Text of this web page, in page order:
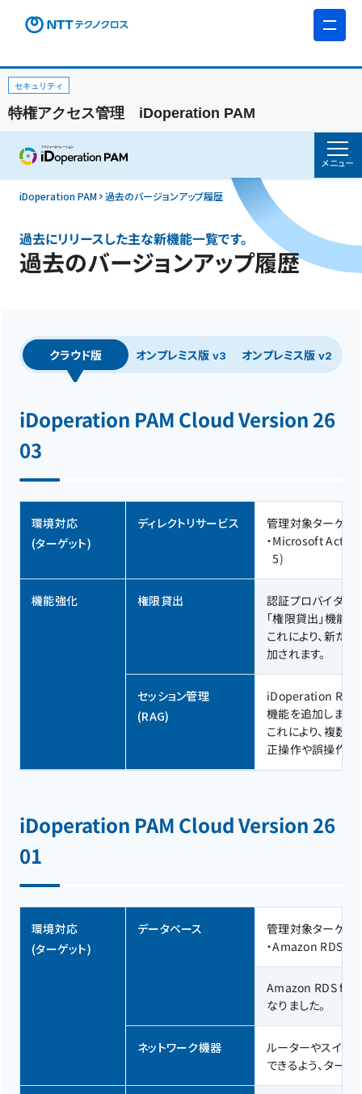
セキュリティ
特権アクセス管理 iDoperation PAM
メニュー
iDoperation PAM 過去のバージョンアップ履歴
過去にリリースした主な新機能一覧です。
過去のバージョンアップ履歴
クラウド版 オンプレミス版 v3 オンプレミス版 v2
iDoperation PAM Cloud Version 26
03
環境対応
(ターゲット)
ディレクトリサービス
管理対象ターゲッ
・Microsoft
5)
機能強化 権限貸出
認証プロバイダ（
「権限貸出」機能
これにより、新た
加されます。
セッション管理
(RAG)
iDoperation RAG
機能を追加しまし
これにより、複数
正操作や誤操作の
iDoperation PAM Cloud Version 26
01
環境対応
(ターゲット)
データベース
管理対象ターゲッ
・Amazon RDS
Amazon RDS for
なりました。
ネットワーク機器
ルーターやスイッ
できるよう、ター